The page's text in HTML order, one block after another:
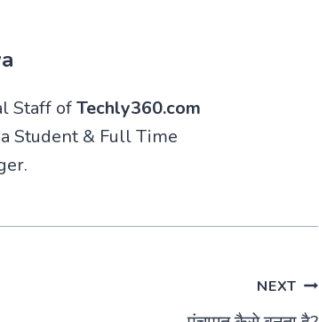
Staff ofTechly360.com
Student & Full Time
NEXT